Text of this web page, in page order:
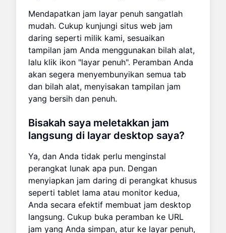
Mendapatkan jam layar penuh sangatlah
mudah. Cukup kunjungi situs web jam
daring seperti milik kami, sesuaikan
tampilan jam Anda menggunakan bilah alat,
lalu klik ikon "layar penuh". Peramban Anda
akan segera menyembunyikan semua tab
dan bilah alat, menyisakan tampilan jam
yang bersih dan penuh.
Bisakah saya meletakkan jam
langsung di layar desktop saya?
Ya, dan Anda tidak perlu menginstal
perangkat lunak apa pun. Dengan
menyiapkan jam daring di perangkat khusus
seperti tablet lama atau monitor kedua,
Anda secara efektif membuat jam desktop
langsung. Cukup buka peramban ke URL
jam yang Anda simpan, atur ke layar penuh,